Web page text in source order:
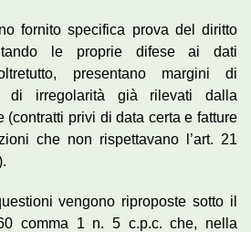
fornito specifica prova del diritto
le proprie difese ai dati
presentano margini di
di irregolarità già rilevati dalla
(contratti privi di data certa e fatture
che non rispettavano l’art. 21
vengono riproposte sotto il
comma 1 n. 5 c.p.c. che, nella